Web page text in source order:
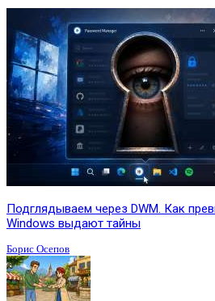
Подглядываем через DWM. Как
Windows выдают тайны
Борис Осепов